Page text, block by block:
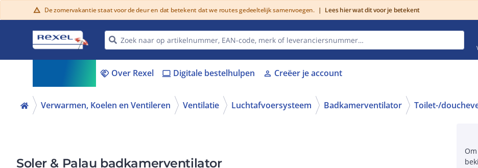
warning De zomervakantie staat voor de deur en dat betekent dat we routes gedeeltelijk samenvoegen. | Lees hier wat dit voor je betekent
handshake Over Rexel laptop Digitale bestelhulpen person Creëer je account
Verwarmen, Koelen en Ventileren Ventilatie Luchtafvoersysteem Badkamerventilator Toilet-/
Soler & Palau badkamerventilator